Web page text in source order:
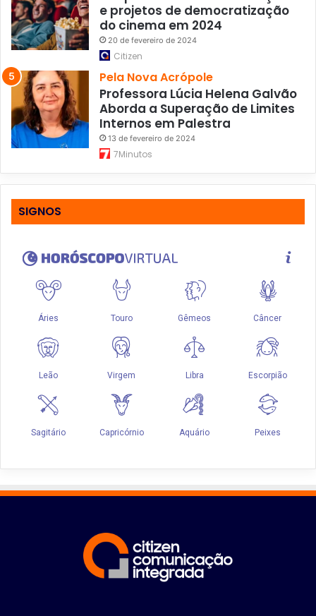
e projetos de democratização
do cinema em 2024
20 de fevereiro de 2024
Citizen
Pela Nova Acrópole
Professora Lúcia Helena Galvão
Aborda a Superação de Limites
Internos em Palestra
13 de fevereiro de 2024
7Minutos
SIGNOS